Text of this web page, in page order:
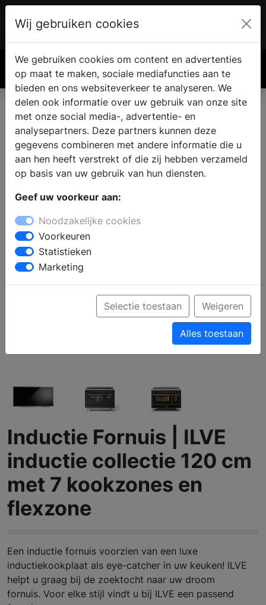
€ 0.00
Inductie Fornuis | ILVE
inductie collectie 120 cm
met 7 kookzones en
flexzone
Een inductie fornuis voorzien van een luxe
inductiekookplaat als eye-catcher in uw keuken! ILVE
helpt u graag bij de zoektocht naar uw droom
fornuis. Voor elke stijl vindt u bij ILVE een passend
Wij gebruiken cookies
We gebruiken cookies om content en advertenties
op maat te maken, sociale mediafuncties aan te
bieden en ons websiteverkeer te analyseren. We
delen ook informatie over uw gebruik van onze site
met onze social media-, advertentie- en
analysepartners. Deze partners kunnen deze
gegevens combineren met andere informatie die u
aan hen heeft verstrekt of die zij hebben verzameld
op basis van uw gebruik van hun diensten.
Geef uw voorkeur aan:
Noodzakelijke cookies
Voorkeuren
Statistieken
Marketing
Selectie toestaan Weigeren
Alles toestaan